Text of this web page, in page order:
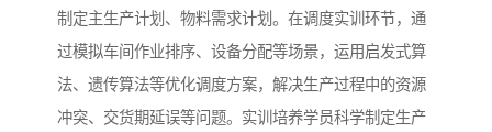
制定主生产计划、物料需求计划。在调度实训环节，通
过模拟车间作业排序、设备分配等场景，运用启发式算
法、遗传算法等优化调度方案，解决生产过程中的资源
冲突、交货期延误等问题。实训培养学员科学制定生产